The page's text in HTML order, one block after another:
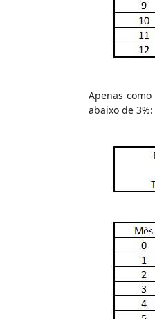
Apenas
abaixo de 3%: